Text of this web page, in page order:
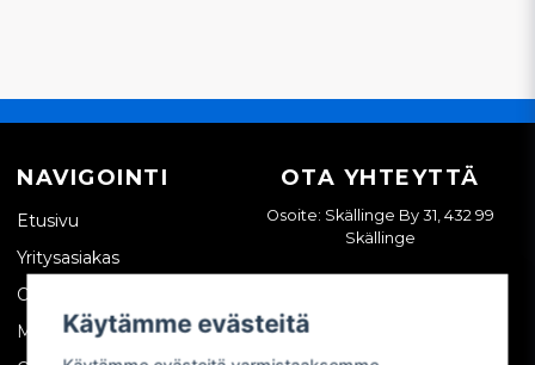
NAVIGOINTI
Etusivu
Yritysasiakas
Ota yhteyttä
Meistä
OTA YHTEYTTÄ
Osoite: Skällinge By 31, 432 99
Skällinge
Käytämme evästeitä